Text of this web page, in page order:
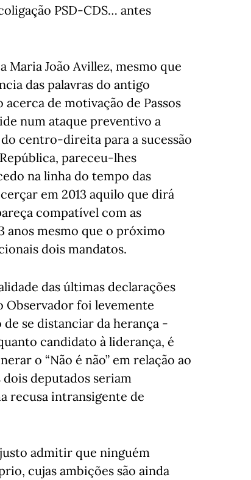
PSD-CDS… antes
Maria João Avillez, mesmo que
das palavras do antigo
de motivação de Passos
num ataque preventivo a
centro-direita para a sucessão
pareceu-lhes
na linha do tempo das
em 2013 aquilo que dirá
compatível com as
anos mesmo que o próximo
dois mandatos.
das últimas declarações
Observador foi levemente
se distanciar da herança -
candidato à liderança, é
o “Não é não” em relação ao
dois deputados seriam
recusa intransigente de
admitir que ninguém
cujas ambições são ainda